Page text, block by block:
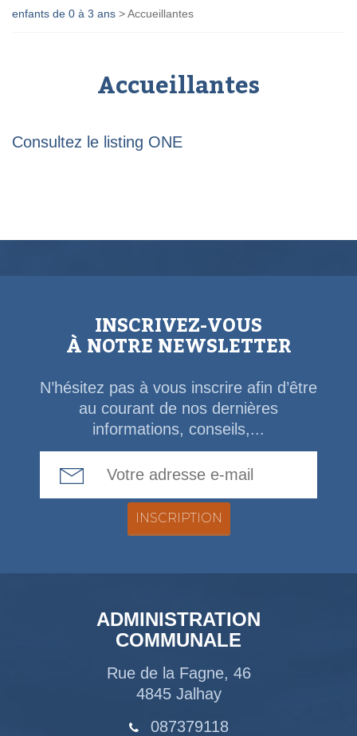
enfants de 0 à 3 ans >Accueillantes
Accueillantes
Consultez le listing ONE
INSCRIVEZ-VOUS
À NOTRE NEWSLETTER
N’hésitez pas à vous inscrire afin d’être
au courant de nos dernières
informations, conseils,...
ADMINISTRATION
COMMUNALE
Rue de la Fagne, 46
4845 Jalhay
087379118